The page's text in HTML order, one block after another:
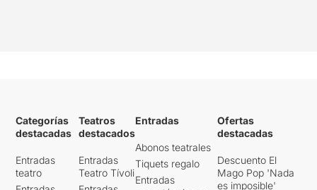
Categorías
destacadas
Entradas
teatro
Teatros
destacados
Entradas
Teatro Tívoli
Entradas
Abonos teatrales
Tiquets regalo
Entradas
Ofertas
destacadas
Descuento El
Mago Pop 'Nada
es imposible'